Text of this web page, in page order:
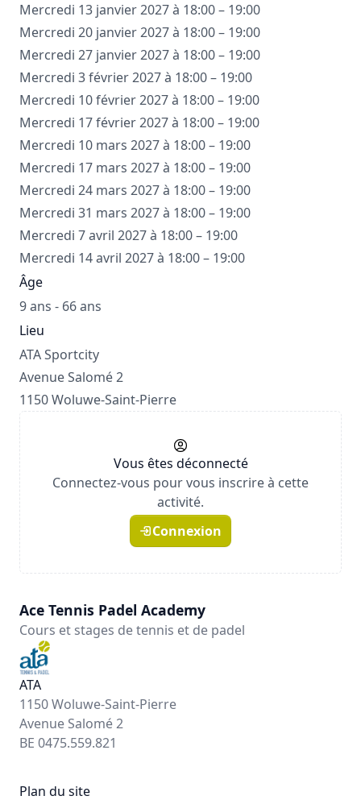
Mercredi 13 janvier 2027 à 18:00 – 19:00
Mercredi 20 janvier 2027 à 18:00 – 19:00
Mercredi 27 janvier 2027 à 18:00 – 19:00
Mercredi 3 février 2027 à 18:00 – 19:00
Mercredi 10 février 2027 à 18:00 – 19:00
Mercredi 17 février 2027 à 18:00 – 19:00
Mercredi 10 mars 2027 à 18:00 – 19:00
Mercredi 17 mars 2027 à 18:00 – 19:00
Mercredi 24 mars 2027 à 18:00 – 19:00
Mercredi 31 mars 2027 à 18:00 – 19:00
Mercredi 7 avril 2027 à 18:00 – 19:00
Mercredi 14 avril 2027 à 18:00 – 19:00
Âge
9 ans - 66 ans
Lieu
ATA Sportcity
Avenue Salomé 2
1150 Woluwe-Saint-Pierre
Vous êtes déconnecté
Connectez-vous pour vous inscrire à cette
activité.
Connexion
Ace Tennis Padel Academy
Cours et stages de tennis et de padel
ATA
1150 Woluwe-Saint-Pierre
Avenue Salomé 2
BE 0475.559.821
Plan du site